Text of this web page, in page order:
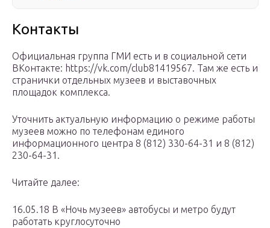
Контакты
Официальная группа ГМИ есть и в социальной сети
ВКонтакте: https://vk.com/club81419567. Там же есть и
странички отдельных музеев и выставочных
площадок комплекса.
Уточнить актуальную информацию о режиме работы
музеев можно по телефонам единого
информационного центра 8 (812) 330-64-31 и 8 (812)
230-64-31.
Читайте далее:
16.05.18 В «Ночь музеев» автобусы и метро будут
работать круглосуточно